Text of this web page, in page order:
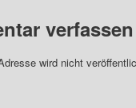
verfassen
wird nicht